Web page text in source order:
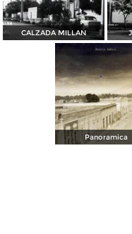
CALZADA MILLAN
Panoramica